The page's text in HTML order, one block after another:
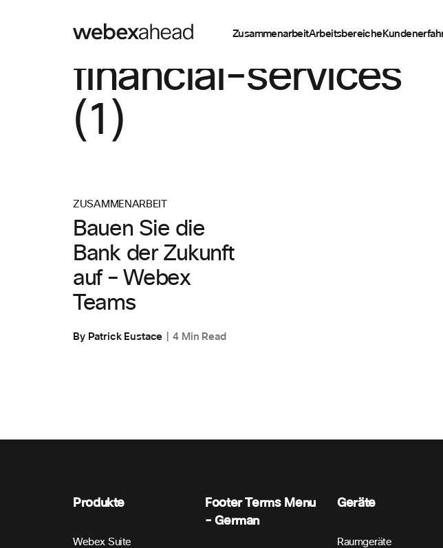
ZusammenarbeitArbeitsbereiche
financial-services
(1)
ZUSAMMENARBEIT
Bauen Sie die
Bank der Zukunft
auf – Webex
Teams
By Patrick Eustace 4 Min Read
Produkte
Webex Suite
Footer Terms Menu
- German
Geräte
Raumgeräte